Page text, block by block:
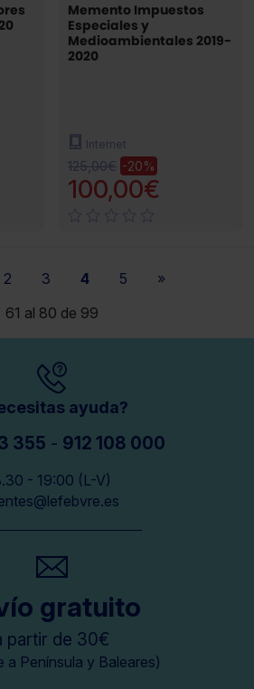
Memento Impuestos
Especiales y
Medioambientales 2019-
2020
Internet
125,00€ -20%
100,00€
2 3 4 5
»
61 al 80 de 99
ayuda?
355 - 912 108 000
- 19:00 (L-V)
gratuito
partir de 30€
a Península y Baleares)